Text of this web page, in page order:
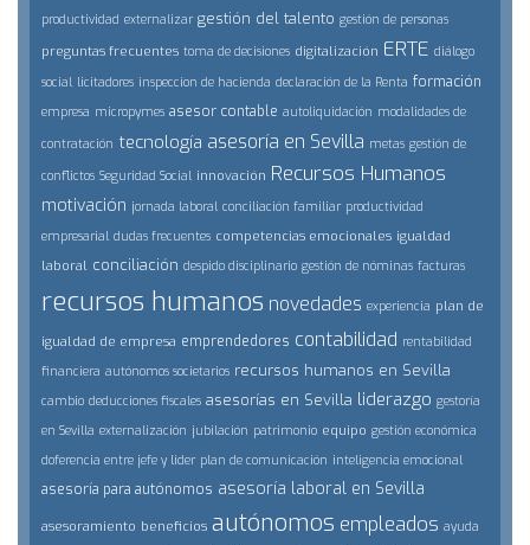
productividad externalizar gestión del talento gestión de personas
preguntas frecuentes toma de decisiones digitalización ERTE diálogo
social licitadores inspeccion de hacienda declaración de la Renta formación
empresa micropymes asesor contable autoliquidación modalidades de
contratación tecnología asesoría en Sevilla metas gestión de
conflictos Seguridad Social innovación Recursos Humanos
motivación jornada laboral conciliación familiar productividad
empresarial dudas frecuentes competencias emocionales igualdad
laboral conciliación despido disciplinario gestión de nóminas facturas
recursos humanos novedades experiencia plan de
igualdad de empresa emprendedores contabilidad rentabilidad
financiera autónomos societarios recursos humanos en Sevilla
cambio deducciones fiscales asesorías en Sevilla liderazgo gestoría
en Sevilla externalización jubilación patrimonio equipo gestión económica
doferencia entre jefe y lider plan de comunicación inteligencia emocional
asesoría para autónomos asesoría laboral en Sevilla
asesoramiento beneficios autónomos empleados ayuda